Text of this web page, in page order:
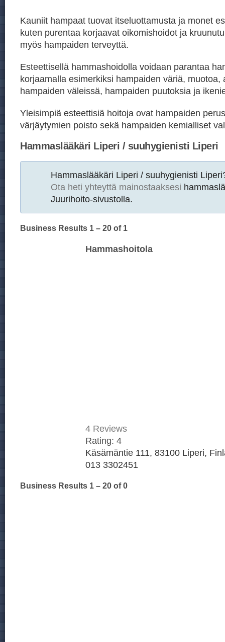
Kauniit hampaat tuovat itseluottamusta ja monet
kuten purentaa korjaavat oikomishoidot ja
myös hampaiden terveyttä.
Esteettisellä hammashoidolla voidaan parantaa
korjaamalla esimerkiksi hampaiden väriä, muotoa,
hampaiden väleissä, hampaiden puutoksia ja
Yleisimpiä esteettisiä hoitoja ovat hampaiden
värjäytymien poisto sekä hampaiden kemialliset
Hammaslääkäri Liperi / suuhygienisti Liperi
Hammaslääkäri Liperi / suuhygienisti
Ota heti yhteyttä mainostaaksesi
Juurihoito-sivustolla.
Business Results 1 – 20 of 1
Hammashoitola
4 Reviews
Rating: 4
Käsämäntie 111, 83100 Liperi,
013 3302451
Business Results 1 – 20 of 0